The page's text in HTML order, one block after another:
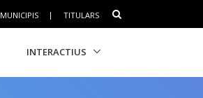
MUNICIPIS | TITULARS
INTERACTIUS